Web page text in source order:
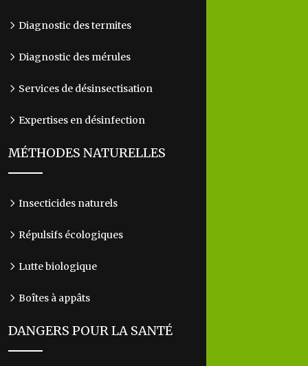
Diagnostic des termites
Diagnostic des mérules
Services de désinsectisation
Expertises en désinfection
MÉTHODES NATURELLES
Insecticides naturels
Répulsifs écologiques
Lutte biologique
Boîtes à appâts
DANGERS POUR LA SANTÉ